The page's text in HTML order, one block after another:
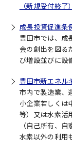
（新規受付終了）
成長投資促進
豊田市では、成
会の創出を図る
び増設並びに設
豊田市新エネル
市内で製造業、
小企業若しくは
等）又は水素活
（自己所有、
水素以外の利用